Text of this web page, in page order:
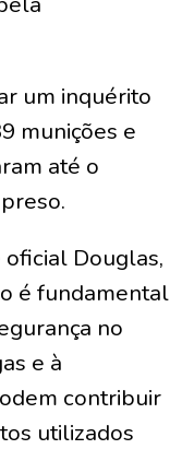
um inquérito
munições e
até o
Douglas,
é fundamental
no
e à
contribuir
utilizados